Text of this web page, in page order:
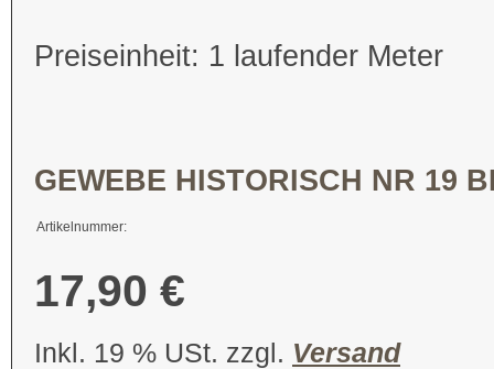
Preiseinheit: 1 laufender Meter
GEWEBE HISTORISCH NR 19
Artikelnummer:
17,90 €
Inkl. 19 % USt. zzgl. Versand